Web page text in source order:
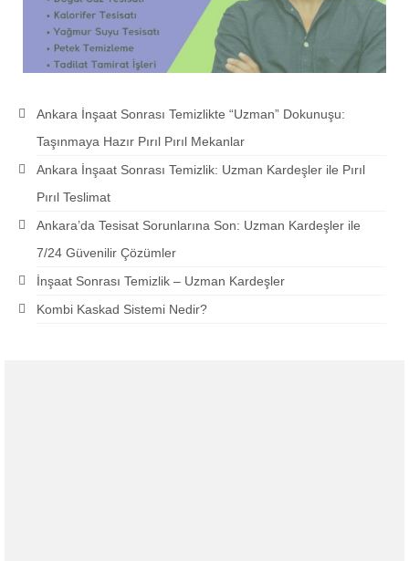
Ankara İnşaat Sonrası Temizlikte “Uzman” Dokunuşu:
Taşınmaya Hazır Pırıl Pırıl Mekanlar
Ankara İnşaat Sonrası Temizlik: Uzman Kardeşler ile Pırıl
Pırıl Teslimat
Ankara’da Tesisat Sorunlarına Son: Uzman Kardeşler ile
7/24 Güvenilir Çözümler
İnşaat Sonrası Temizlik – Uzman Kardeşler
Kombi Kaskad Sistemi Nedir?